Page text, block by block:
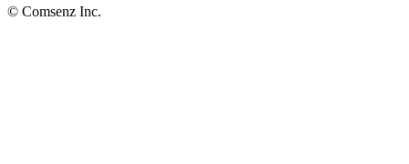
© Comsenz Inc.